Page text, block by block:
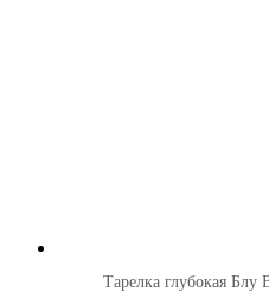
Тарелка глубокая Блу